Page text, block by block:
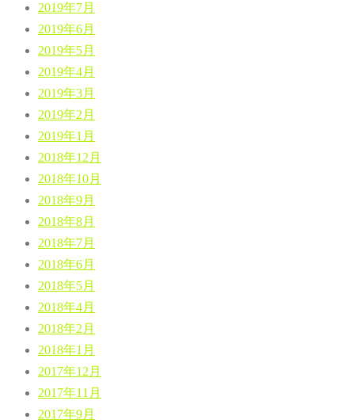
2019年7月
2019年6月
2019年5月
2019年4月
2019年3月
2019年2月
2019年1月
2018年12月
2018年10月
2018年9月
2018年8月
2018年7月
2018年6月
2018年5月
2018年4月
2018年2月
2018年1月
2017年12月
2017年11月
2017年9月